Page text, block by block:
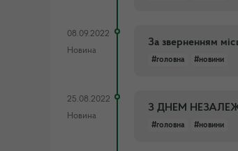
08.09.2022
Новина
За зверненням
#головна #новини
25.08.2022
Новина
З ДНЕМ
#головна #новини